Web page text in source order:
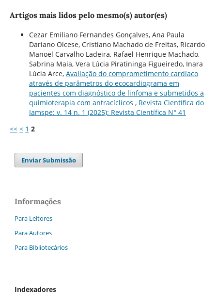
Artigos mais lidos pelo mesmo(s) autor(es)
Cezar Emiliano Fernandes Gonçalves, Ana Paula
Dariano Olcese, Cristiano Machado de Freitas, Ricardo
Manoel Carvalho Ladeira, Rafael Henrique Machado,
Sabrina Maia, Vera Lúcia Piratininga Figueiredo, Inara
Lúcia Arce, Avaliação do comprometimento cardíaco
através de parâmetros do ecocardiograma em
pacientes com diagnóstico de linfoma e submetidos a
quimioterapia com antracíclicos , Revista Científica do
Iamspe: v. 14 n. 1 (2025): Revista Científica N° 41
<< < 1 2
Enviar Submissão
Informações
Para Leitores
Para Autores
Para Bibliotecários
Indexadores